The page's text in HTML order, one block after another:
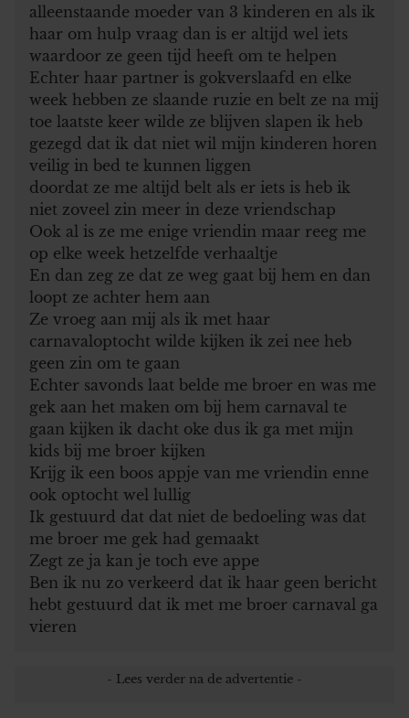
alleenstaande moeder van 3 kinderen en als ik
haar om hulp vraag dan is er altijd wel iets
waardoor ze geen tijd heeft om te helpen
Echter haar partner is gokverslaafd en elke
week hebben ze slaande ruzie en belt ze na mij
toe laatste keer wilde ze blijven slapen ik heb
gezegd dat ik dat niet wil mijn kinderen horen
veilig in bed te kunnen liggen
doordat ze me altijd belt als er iets is heb ik
niet zoveel zin meer in deze vriendschap
Ook al is ze me enige vriendin maar reeg me
op elke week hetzelfde verhaaltje
En dan zeg ze dat ze weg gaat bij hem en dan
loopt ze achter hem aan
Ze vroeg aan mij als ik met haar
carnavaloptocht wilde kijken ik zei nee heb
geen zin om te gaan
Echter savonds laat belde me broer en was me
gek aan het maken om bij hem carnaval te
gaan kijken ik dacht oke dus ik ga met mijn
kids bij me broer kijken
Krijg ik een boos appje van me vriendin enne
ook optocht wel lullig
Ik gestuurd dat dat niet de bedoeling was dat
me broer me gek had gemaakt
Zegt ze ja kan je toch eve appe
Ben ik nu zo verkeerd dat ik haar geen bericht
hebt gestuurd dat ik met me broer carnaval ga
vieren